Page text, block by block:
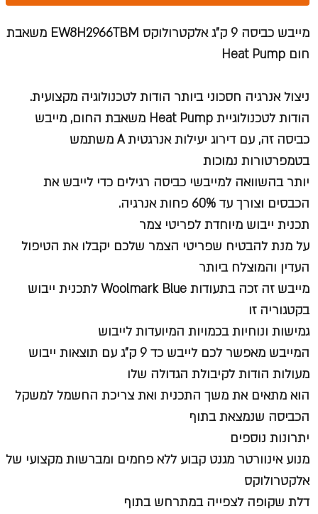
מייבש כביסה 9 ק"ג אלקטרולוקס EW8H2966TBM משאבת
חום Heat Pump
ניצול אנרגיה חסכוני ביותר הודות לטכנולוגיה מקצועית.
הודות לטכנולוגיית Heat Pump משאבת החום, מייבש
כביסה זה, עם דירוג יעילות אנרגטית A משתמש
בטמפרטורות נמוכות
יותר בהשוואה למייבשי כביסה רגילים כדי לייבש את
הכבסים וצורך עד 60% פחות אנרגיה.
תכנית ייבוש מיוחדת לפריטי צמר
על מנת להבטיח שפריטי הצמר שלכם יקבלו את הטיפול
העדין והמוצלח ביותר
מייבש זה זכה בתעודות Woolmark Blue לתכנית ייבוש
בקטגוריה זו
גמישות ונוחיות בכמויות המיועדות לייבוש
המייבש מאפשר לכם לייבש כד 9 ק”ג עם תוצאות ייבוש
מעולות הודות לקיבולת הגדולה שלו
הוא מתאים את משך התכנית ואת צריכת החשמל למשקל
הכביסה שנמצאת בתוף
יתרונות נוספים
מנוע אינוורטר מגנט קבוע ללא פחמים ומברשות מקצועי של
אלקטרולוקס
דלת שקופה לצפייה במתרחש בתוף